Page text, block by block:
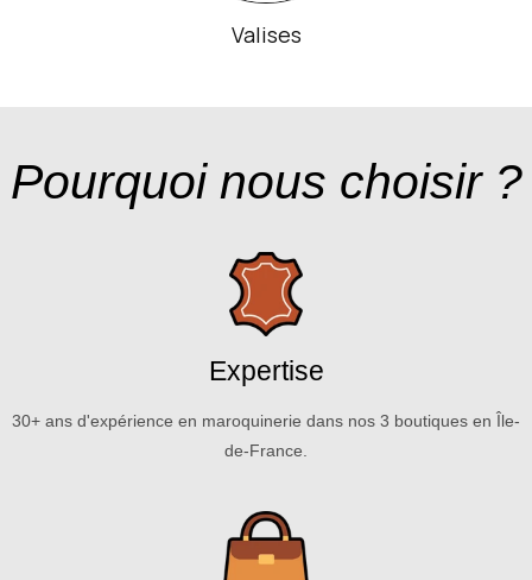
Valises
Pourquoi nous choisir ?
Expertise
30+ ans d'expérience en maroquinerie dans nos 3 boutiques en Île-
de-France.